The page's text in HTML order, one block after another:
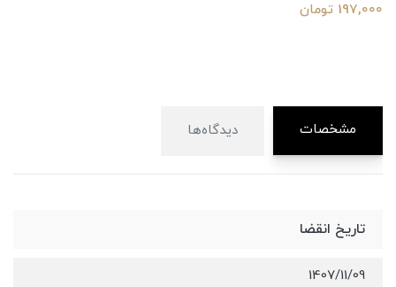
197,000 تومان
مشخصات دیدگاه‌ها
تاریخ انقضا
1407/11/09